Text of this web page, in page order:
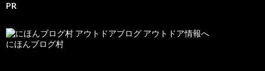
PR
にほんブログ村